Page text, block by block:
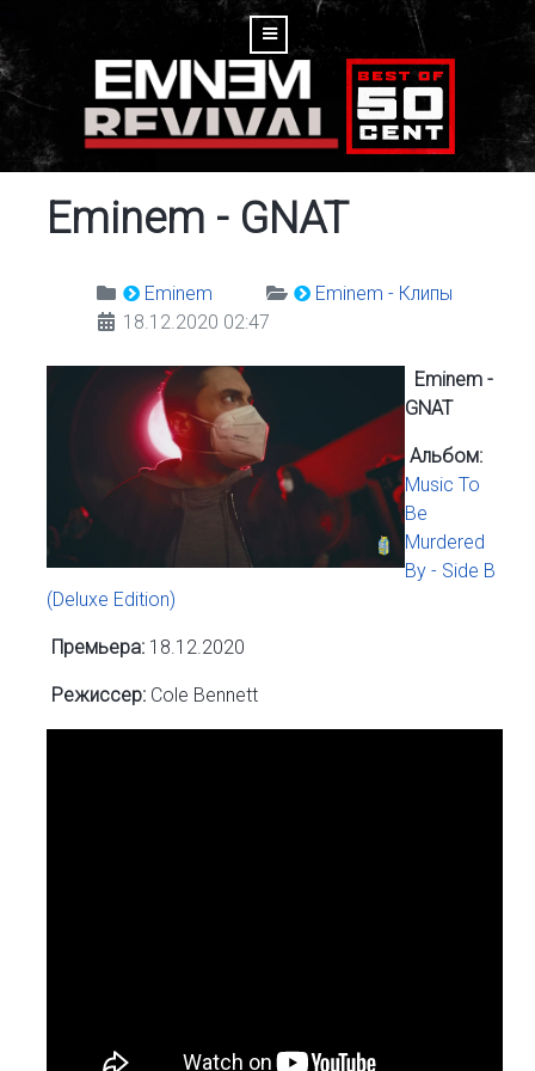
Eminem - GNAT
Eminem
Eminem - Клипы
18.12.2020 02:47
Eminem -
GNAT
Альбом:
Music To
Be
Murdered
By - Side B
(Deluxe Edition)
Премьера: 18.12.2020
Режиссер: Cole Bennett